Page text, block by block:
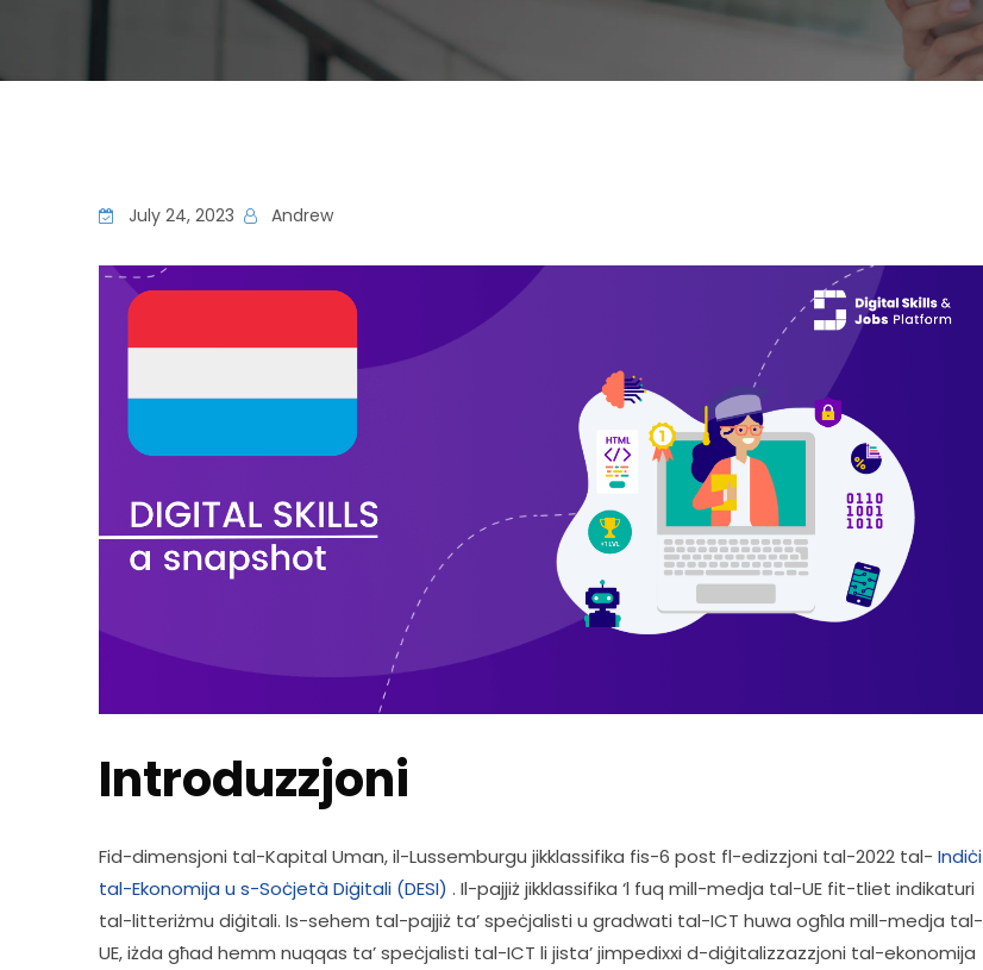
July 24, 2023 Andrew
Introduzzjoni
Fid-dimensjoni tal-Kapital Uman, il-Lussemburgu jikklassifika fis-6 post fl-edizzjoni tal-2022 tal- Indiċi
tal-Ekonomija u s-Soċjetà Diġitali (DESI) . Il-pajjiż jikklassifika ‘l fuq mill-medja tal-UE fit-tliet indikaturi
tal-litteriżmu diġitali. Is-sehem tal-pajjiż ta’ speċjalisti u gradwati tal-ICT huwa ogħla mill-medja tal-
UE, iżda għad hemm nuqqas ta’ speċjalisti tal-ICT li jista’ jimpedixxi d-diġitalizzazzjoni tal-ekonomija